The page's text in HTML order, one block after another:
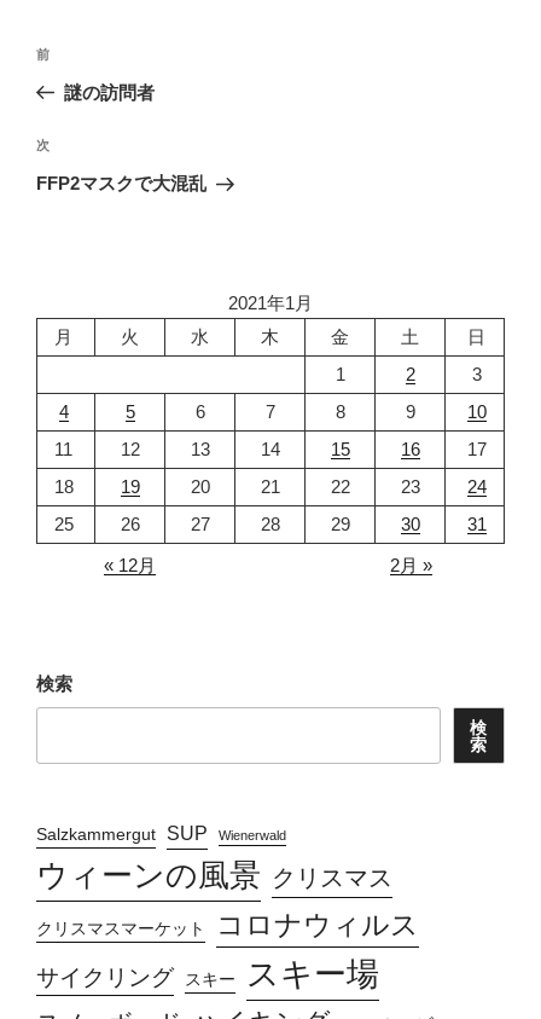
投
ナ
ビ
ゲ
ン
前
の
稿
前
謎の訪問者
次
の
次
FFP2マスクで大混乱
2021年1月
月
火 水 木 金 土
日
1
2
3
4
5 6 7 8 9
10
11
12 13 14 15 16
17
18
19 20 21 22 23
24
25
26 27 28 29 30
31
« 12月
2月 »
検索
検
索
Salzkammergut SUP Wienerwald
ウィーンの風景 クリスマス
クリスマスマーケット コロナウィルス
サイクリング スキー スキー場